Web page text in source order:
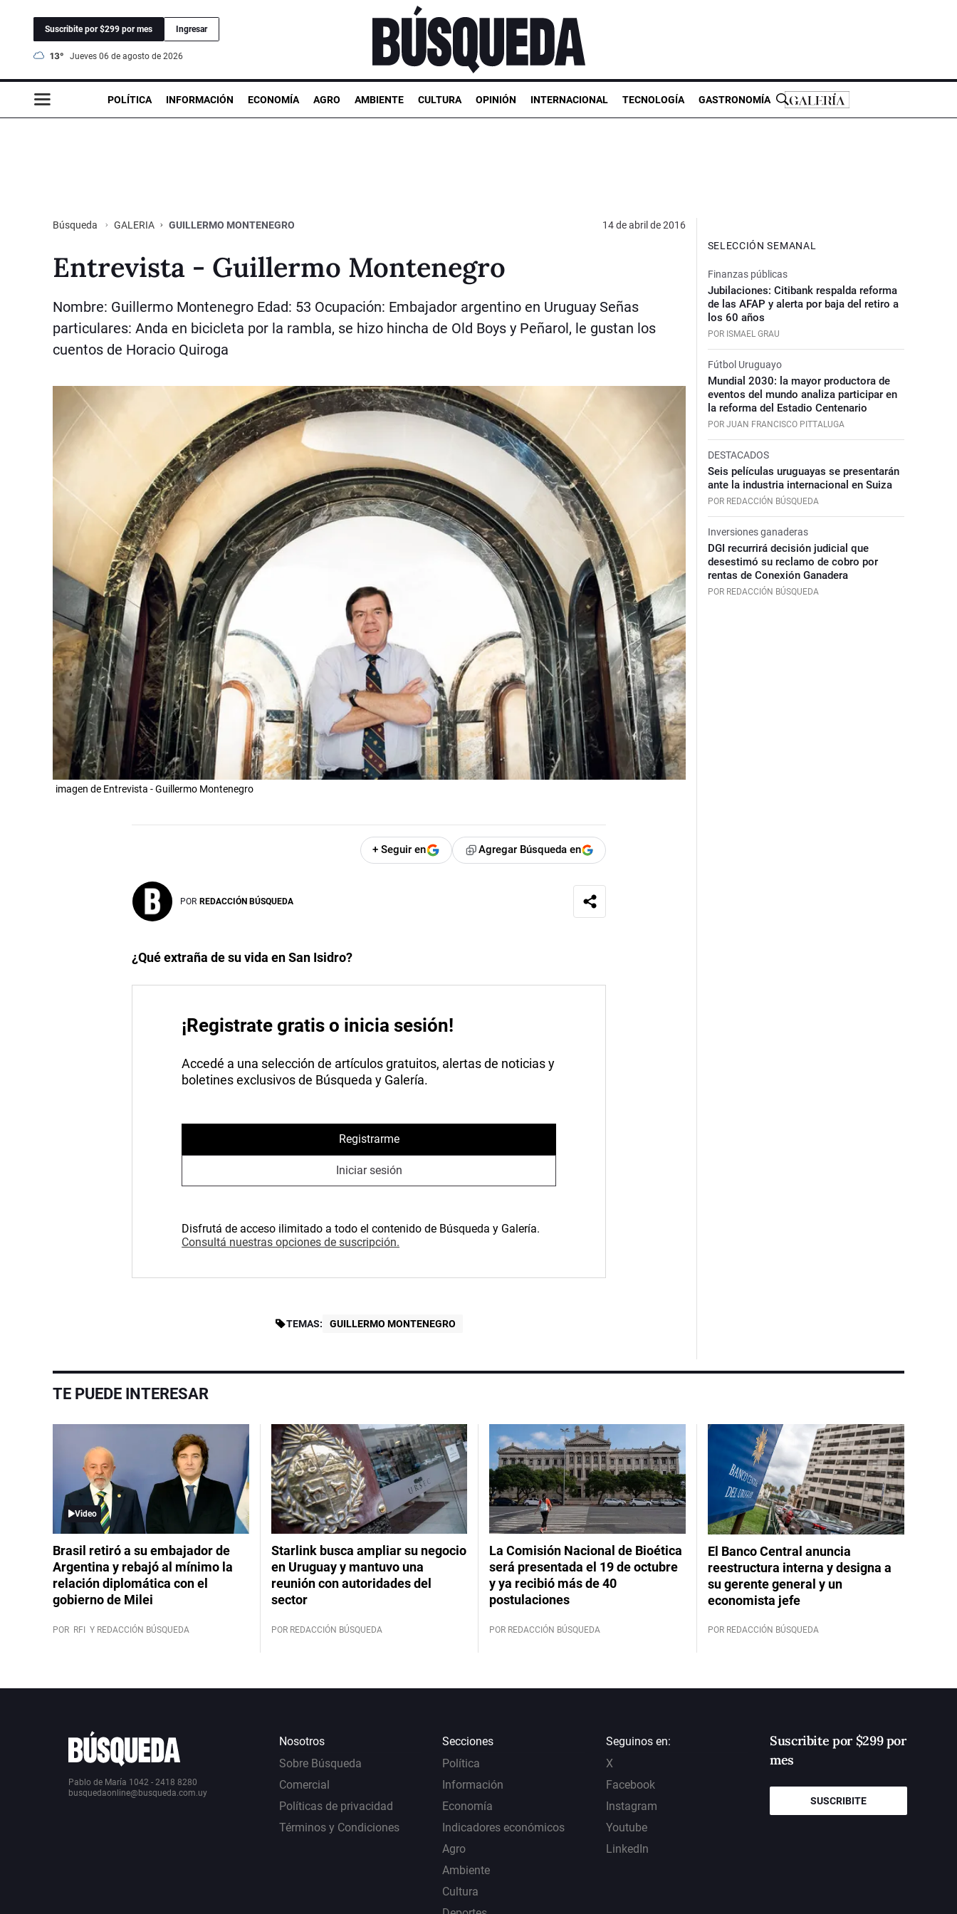
Suscribite por $299 por mes Ingresar
13° jueves 06 de agosto de 2026
POLÍTICA INFORMACIÓN ECONOMÍA AGRO AMBIENTE CULTURA OPINIÓN INTERNACIONAL TECNOLOGÍA GASTRONOMÍA
Búsqueda GALERIA GUILLERMO MONTENEGRO 14 de abril de 2016
Entrevista - Guillermo Montenegro
Nombre: Guillermo Montenegro Edad: 53 Ocupación: Embajador argentino en Uruguay Señas
particulares: Anda en bicicleta por la rambla, se hizo hincha de Old Boys y Peñarol, le gustan los
cuentos de Horacio Quiroga
imagen de Entrevista - Guillermo Montenegro
+ Seguir en Agregar Búsqueda en
POR REDACCIÓN BÚSQUEDA
¿Qué extraña de su vida en San Isidro?
¡Registrate gratis o inicia sesión!
Accedé a una selección de artículos gratuitos, alertas de noticias y
boletines exclusivos de Búsqueda y Galería.
Registrarme
Iniciar sesión
Disfrutá de acceso ilimitado a todo el contenido de Búsqueda y Galería.
Consultá nuestras opciones de suscripción.
TEMAS: GUILLERMO MONTENEGRO
SELECCIÓN SEMANAL
Finanzas públicas
Jubilaciones: Citibank respalda reforma
de las AFAP y alerta por baja del retiro a
los 60 años
POR ISMAEL GRAU
Fútbol Uruguayo
Mundial 2030: la mayor productora de
eventos del mundo analiza participar en
la reforma del Estadio Centenario
POR JUAN FRANCISCO PITTALUGA
DESTACADOS
Seis películas uruguayas se presentarán
ante la industria internacional en Suiza
POR REDACCIÓN BÚSQUEDA
Inversiones ganaderas
DGI recurrirá decisión judicial que
desestimó su reclamo de cobro por
rentas de Conexión Ganadera
POR REDACCIÓN BÚSQUEDA
TE PUEDE INTERESAR
Video
Brasil retiró a su embajador de
Argentina y rebajó al mínimo la
relación diplomática con el
gobierno de Milei
POR RFI Y REDACCIÓN BÚSQUEDA
Starlink busca ampliar su negocio
en Uruguay y mantuvo una
reunión con autoridades del
sector
POR REDACCIÓN BÚSQUEDA
La Comisión Nacional de Bioética
será presentada el 19 de octubre
y ya recibió más de 40
postulaciones
POR REDACCIÓN BÚSQUEDA
El Banco Central anuncia
reestructura interna y designa a
su gerente general y un
economista jefe
POR REDACCIÓN BÚSQUEDA
Pablo de María 1042 - 2418 8280
busquedaonline@busqueda.com.uy
Nosotros
Sobre Búsqueda
Comercial
Políticas de privacidad
Términos y Condiciones
Secciones
Política
Información
Economía
Indicadores económicos
Agro
Ambiente
Cultura
Seguinos en:
X
Facebook
Instagram
Youtube
LinkedIn
Suscribite por $299 por
mes
SUSCRIBITE